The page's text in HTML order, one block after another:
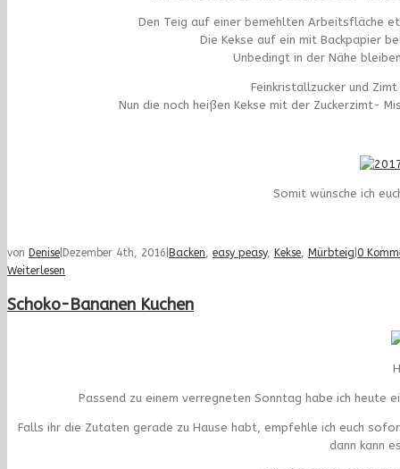
Den Teig auf einer bemehlten Arbeitsfläche
Die Kekse auf ein mit Backpapier
Unbedingt in der Nähe
Feinkristallzucker und
Nun die noch heißen Kekse mit der Zuckerzimt-
Somit wünsche ich
von Denise Dezember 4th, 2016 Backen, easy peasy, Kekse, Mürbteig 0
Weiterlesen
Schoko-Bananen Kuchen
Passend zu einem verregneten Sonntag habe ich heute
Falls ihr die Zutaten gerade zu Hause habt, empfehle ich euch
dann kann